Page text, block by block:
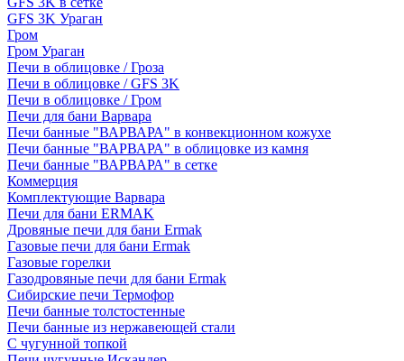
GFS 3K Ураган
Гром
Гром Ураган
Печи в облицовке / Гроза
Печи в облицовке / GFS 3K
Печи в облицовке / Гром
Печи для бани Варвара
Печи банные "ВАРВАРА" в конвекционном кожухе
Печи банные "ВАРВАРА" в облицовке из камня
Печи банные "ВАРВАРА" в сетке
Коммерция
Комплектующие Варвара
Печи для бани ERMAK
Дровяные печи для бани Ermak
Газовые печи для бани Ermak
Газовые горелки
Газодровяные печи для бани Ermak
Сибирские печи Термофор
Печи банные толстостенные
Печи банные из нержавеющей стали
С чугунной топкой